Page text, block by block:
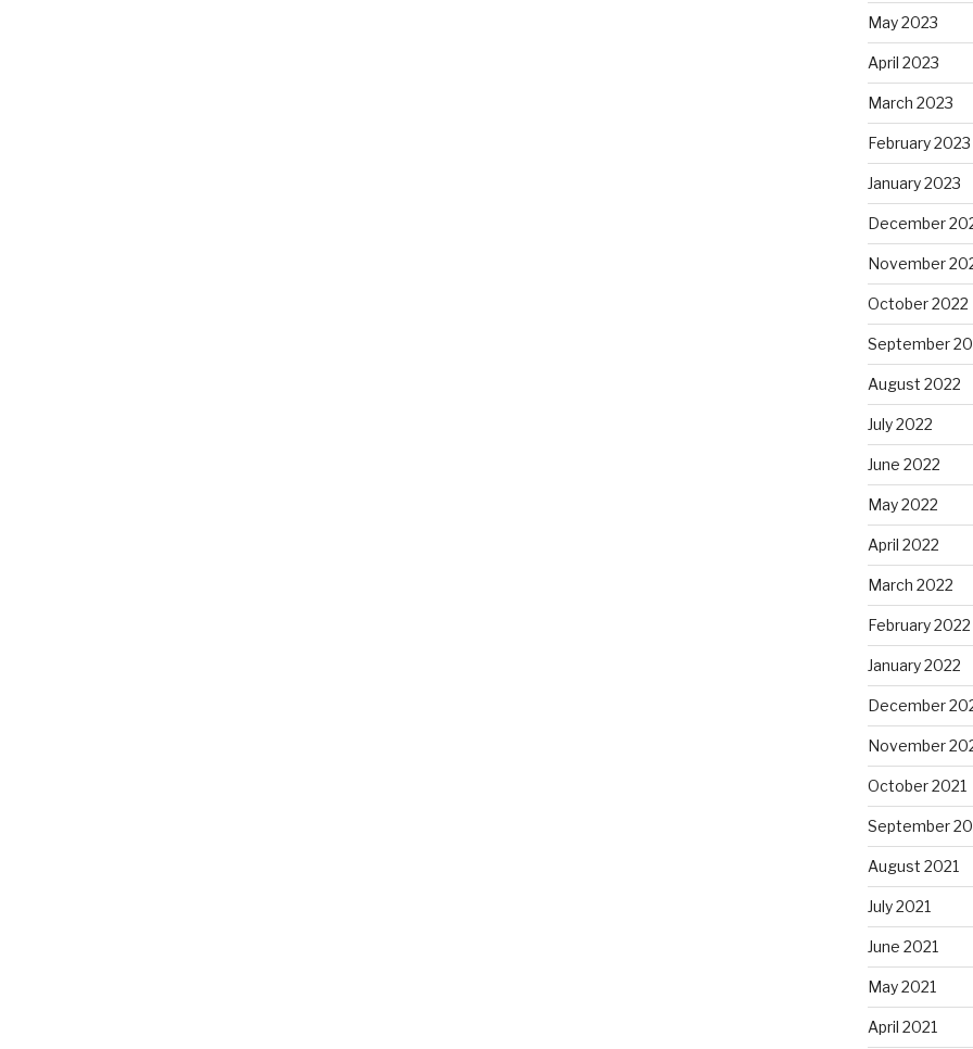
May 2023
April 2023
March 2023
February 2023
January 2023
December
November
October 2022
September
August 2022
July 2022
June 2022
May 2022
April 2022
March 2022
February 2022
January 2022
December
November
October 2021
September
August 2021
July 2021
June 2021
May 2021
April 2021